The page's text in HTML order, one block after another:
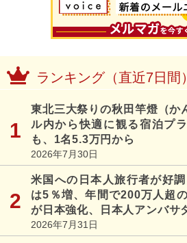
ランキング（直近7日間）
東北三大祭りの秋田竿燈（か
ル内から快適に観る宿泊プ
も、1名5.3万円から
2026年7月30日
米国への日本人旅行者が好
は5％増、年間で200万人超
が日本強化、日本人アンバサ
2026年7月31日